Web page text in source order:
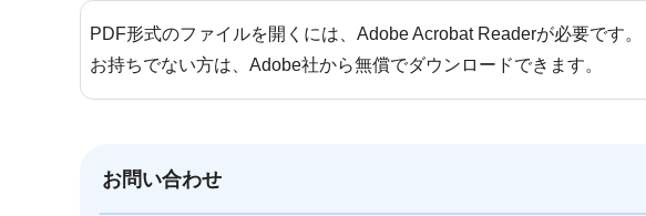
PDF形式のファイルを開くには、Adobe Acrobat Readerが必要です。
お持ちでない方は、Adobe社から無償でダウンロードできます。
お問い合わせ